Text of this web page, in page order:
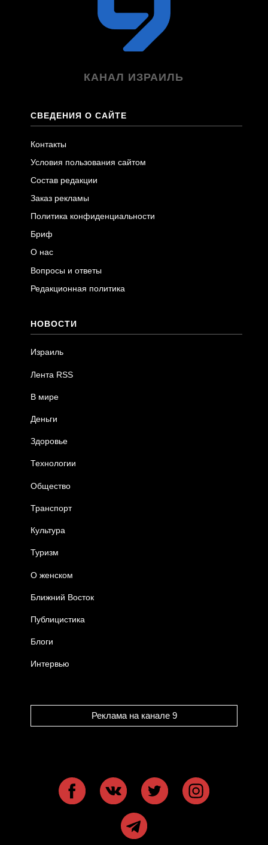
КАНАЛ ИЗРАИЛЬ
СВЕДЕНИЯ О САЙТЕ
Контакты
Условия пользования сайтом
Состав редакции
Заказ рекламы
Политика конфиденциальности
Бриф
О нас
Вопросы и ответы
Редакционная политика
НОВОСТИ
Израиль
Лента RSS
В мире
Деньги
Здоровье
Технологии
Общество
Транспорт
Культура
Туризм
О женском
Ближний Восток
Публицистика
Блоги
Интервью
Реклама на канале 9